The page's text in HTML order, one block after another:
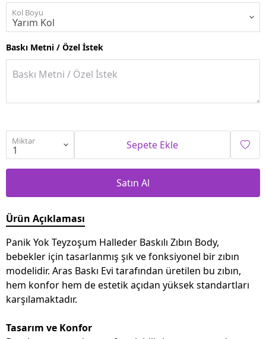
Kol Boyu
Baskı Metni / Özel İstek
Miktar Sepete Ekle
Satın Al
Ürün Açıklaması
Panik Yok Teyzoşum Halleder Baskılı Zıbın Body,
bebekler için tasarlanmış şık ve fonksiyonel bir zıbın
modelidir. Aras Baskı Evi tarafından üretilen bu zıbın,
hem konfor hem de estetik açıdan yüksek standartları
karşılamaktadır.
Tasarım ve Konfor